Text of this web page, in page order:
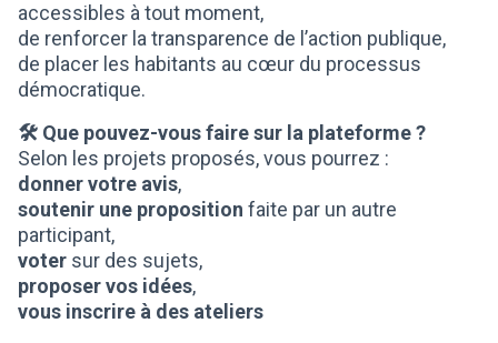
accessibles à tout moment,
de renforcer la transparence de l’action publique,
de placer les habitants au cœur du processus
démocratique.
🛠️ Que pouvez-vous faire sur la plateforme ?
Selon les projets proposés, vous pourrez :
donner votre avis,
soutenir une proposition faite par un autre
participant,
voter sur des sujets,
proposer vos idées,
vous inscrire à des ateliers